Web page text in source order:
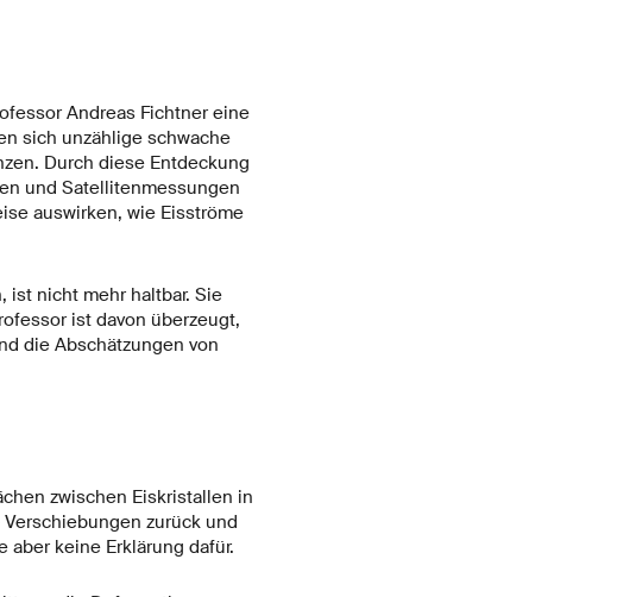
Andreas Fichtner eine
sich unzählige schwache
Durch diese Entdeckung
und Satellitenmessungen
auswirken, wie Eisströme
ist nicht mehr haltbar. Sie
ist davon überzeugt,
die Abschätzungen von
zwischen Eiskristallen in
zurück und
keine Erklärung dafür.